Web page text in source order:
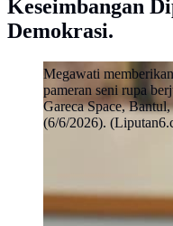
Keseimbangan
Demokrasi.
Megawati
pameran seni rupa
Gareca Space,
(6/6/2026).